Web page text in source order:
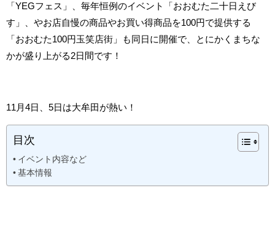
「YEGフェス」、毎年恒例のイベント「おおむた二十日えび
す」、やお店自慢の商品やお買い得商品を100円で提供する
「おおむた100円玉笑店街」も同日に開催で、とにかくまちな
かが盛り上がる2日間です！
11月4日、5日は大牟田が熱い！
目次
イベント内容など
基本情報